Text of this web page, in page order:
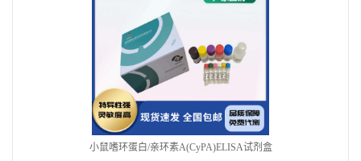
小鼠嗜环蛋白/亲环素A(CyPA)ELISA试剂盒